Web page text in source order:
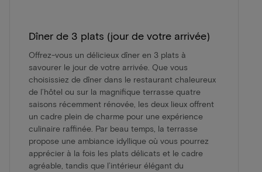
Dîner de 3 plats (jour de votre arrivée)
Offrez-vous un délicieux dîner en 3 plats à
savourer le jour de votre arrivée. Que vous
choisissiez de dîner dans le restaurant chaleureux
de l’hôtel ou sur la magnifique terrasse quatre
saisons récemment rénovée, les deux lieux offrent
un cadre plein de charme pour une expérience
culinaire raffinée. Par beau temps, la terrasse
propose une ambiance idyllique où vous pourrez
apprécier à la fois les plats délicats et le cadre
agréable, tandis que l’intérieur élégant du